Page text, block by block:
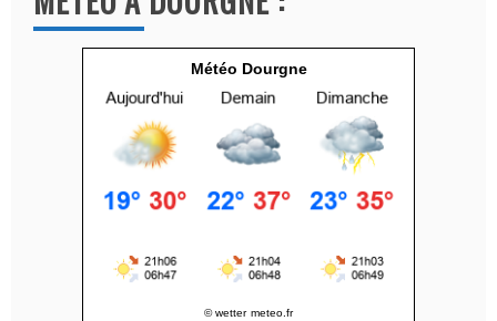
i
Météo Dourgne
© wetter meteo.fr